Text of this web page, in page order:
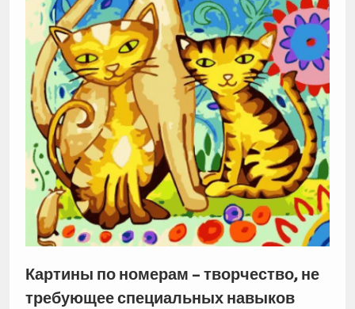
Картины по номерам – творчество, не
требующее специальных навыков